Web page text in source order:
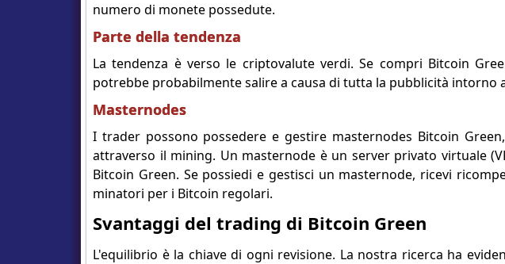
numero di monete possedute.
Parte della tendenza
La tendenza è verso le criptovalute verdi. Se compri Bitcoin
potrebbe probabilmente salire a causa di tutta la pubblicità intorno
Masternodes
I trader possono possedere e gestire masternodes Bitcoin
attraverso il mining. Un masternode è un server privato virtuale
Bitcoin Green. Se possiedi e gestisci un masternode, ricevi
minatori per i Bitcoin regolari.
Svantaggi del trading di Bitcoin Green
L'equilibrio è la chiave di ogni revisione. La nostra ricerca ha